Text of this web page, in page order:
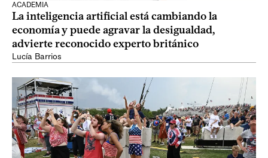
ACADEMIA
La inteligencia artificial está cambiando la
economía y puede agravar la desigualdad,
advierte reconocido experto británico
Lucía Barrios